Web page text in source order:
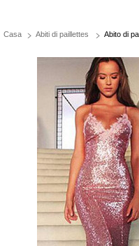
Casa Abiti di paillettes Abito di